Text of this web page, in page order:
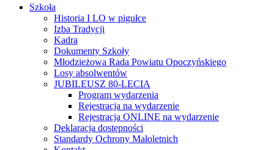
Close
Szkoła
Historia I LO w pigułce
Izba Tradycji
Kadra
Dokumenty Szkoły
Młodzieżowa Rada Powiatu Opoczyńskiego
Losy absolwentów
JUBILEUSZ 80-LECIA
Program wydarzenia
Rejestracja na wydarzenie
Rejestracja ONLINE na wydarzenie
Deklaracja dostępności
Standardy Ochrony Małoletnich